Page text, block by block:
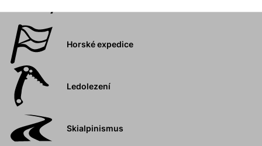
Horské expedice
Ledolezení
Skialpinismus